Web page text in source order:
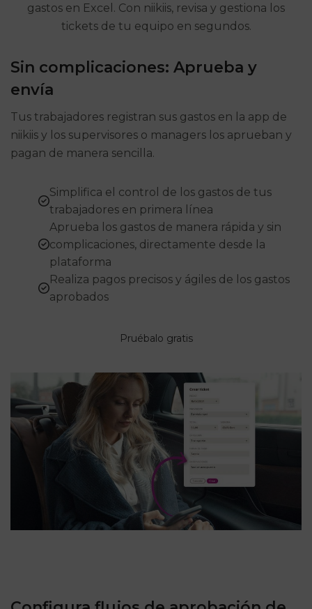
gastos en Excel. Con niikiis, revisa y gestiona los
tickets de tu equipo en segundos.
Sin complicaciones: Aprueba y
envía
Tus trabajadores registran sus gastos en la app de
niikiis y los supervisores o managers los aprueban y
pagan de manera sencilla.
Simplifica el control de los gastos de tus
trabajadores en primera línea
Aprueba los gastos de manera rápida y sin
complicaciones, directamente desde la
plataforma
Realiza pagos precisos y ágiles de los gastos
aprobados
Pruébalo gratis